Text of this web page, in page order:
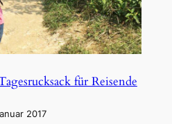
für Reisende
2017